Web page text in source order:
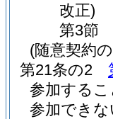
改正)
第3節
(随意契約
第21条の2
参加する
参加でき